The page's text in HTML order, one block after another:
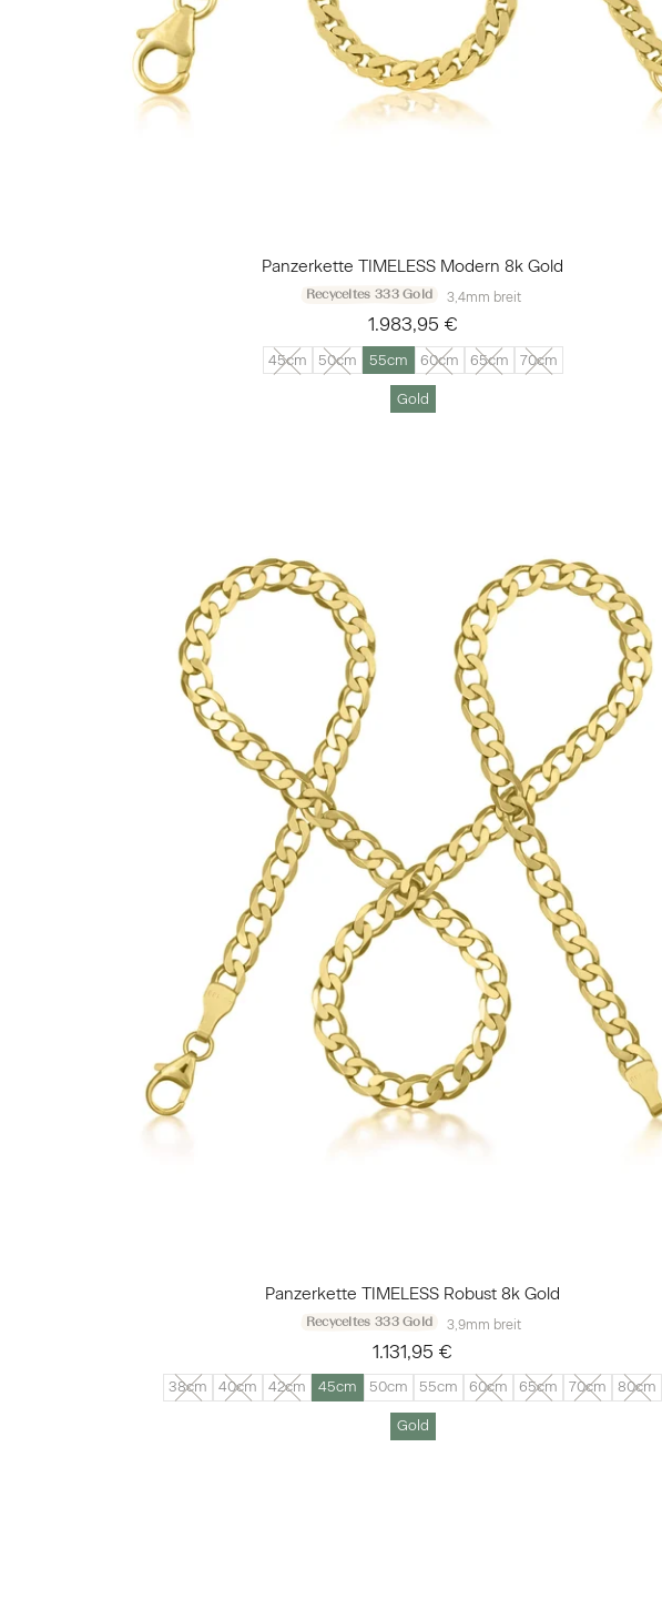
Panzerkette TIMELESS Modern 8k Gold
Recyceltes 333 Gold 3,4mm breit
1.983,95 €
45cm 50cm 55cm 60cm 65cm 70cm
Gold
Panzerkette TIMELESS Robust 8k Gold
Recyceltes 333 Gold 3,9mm breit
1.131,95 €
38cm 40cm 42cm 45cm 50cm 55cm 60cm 65cm 70cm 80cm
Gold